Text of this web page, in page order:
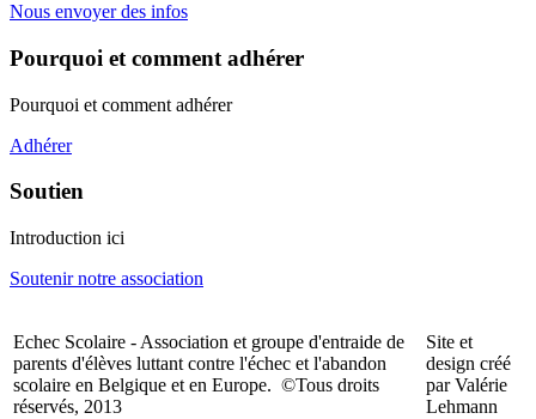
Nous envoyer des infos
Pourquoi et comment adhérer
Pourquoi et comment adhérer
Adhérer
Soutien
Introduction ici
Soutenir notre association
Echec Scolaire - Association et groupe d'entraide de
parents d'élèves luttant contre l'échec et l'abandon
scolaire en Belgique et en Europe. ©Tous droits
réservés, 2013
Site et
design créé
par Valérie
Lehmann